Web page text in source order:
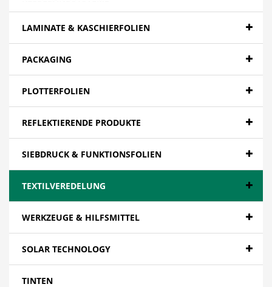
LAMINATE & KASCHIERFOLIEN
PACKAGING
PLOTTERFOLIEN
REFLEKTIERENDE PRODUKTE
SIEBDRUCK & FUNKTIONSFOLIEN
TEXTILVEREDELUNG
WERKZEUGE & HILFSMITTEL
SOLAR TECHNOLOGY
TINTEN